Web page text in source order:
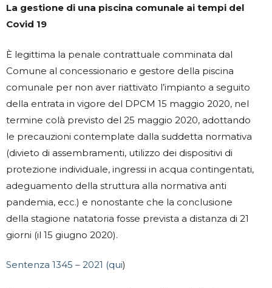
La gestione di una piscina comunale ai tempi del
Covid 19
È legittima la penale contrattuale comminata dal
Comune al concessionario e gestore della piscina
comunale per non aver riattivato l’impianto a seguito
della entrata in vigore del DPCM 15 maggio 2020, nel
termine colà previsto del 25 maggio 2020, adottando
le precauzioni contemplate dalla suddetta normativa
(divieto di assembramenti, utilizzo dei dispositivi di
protezione individuale, ingressi in acqua contingentati,
adeguamento della struttura alla normativa anti
pandemia, ecc.) e nonostante che la conclusione
della stagione natatoria fosse prevista a distanza di 21
giorni (il 15 giugno 2020).
Sentenza 1345 – 2021 (qui)